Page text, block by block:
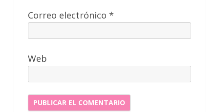
Correo electrónico *
Web